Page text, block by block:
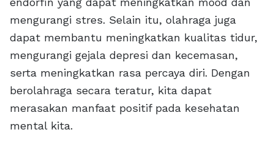
mengurangi stres. Selain itu, olahraga juga
dapat membantu meningkatkan kualitas tidur,
mengurangi gejala depresi dan kecemasan,
serta meningkatkan rasa percaya diri. Dengan
berolahraga secara teratur, kita dapat
merasakan manfaat positif pada kesehatan
mental kita.